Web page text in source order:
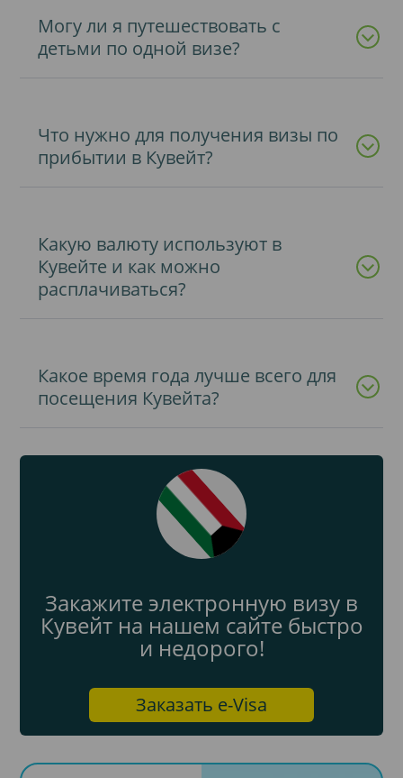
Могу ли я путешествовать с
детьми по одной визе?
Что нужно для получения визы по
прибытии в Кувейт?
Какую валюту используют в
Кувейте и как можно
расплачиваться?
Какое время года лучше всего для
посещения Кувейта?
Закажите электронную визу в
Кувейт на нашем сайте быстро
и недорого!
Заказать e-Visa